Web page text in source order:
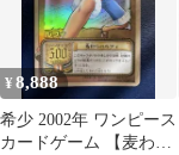
¥8,888
希少 2002年 ワンピース
カードゲーム 【麦わら